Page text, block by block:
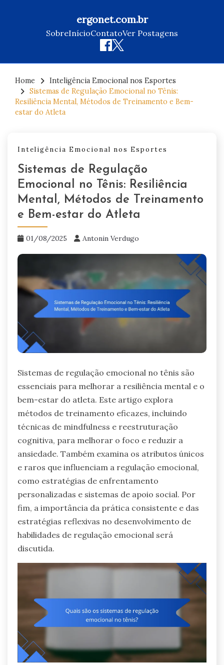
ergonet.com.br
SobreInícioContatoVer Postagens
content
Home
Inteligência Emocional nos Esportes
Sistemas de Regulação Emocional no Tênis:
Resiliência Mental, Métodos de Treinamento e Bem-
estar do Atleta
Inteligência Emocional nos Esportes
Sistemas de Regulação
Emocional no Tênis: Resiliência
Mental, Métodos de Treinamento
e Bem-estar do Atleta
01/08/2025 Antonin Verdugo
Sistemas de regulação emocional no tênis são
essenciais para melhorar a resiliência mental e o
bem-estar do atleta. Este artigo explora
métodos de treinamento eficazes, incluindo
técnicas de mindfulness e reestruturação
cognitiva, para melhorar o foco e reduzir a
ansiedade. Também examina os atributos únicos
e raros que influenciam a regulação emocional,
como estratégias de enfrentamento
personalizadas e sistemas de apoio social. Por
fim, a importância da prática consistente e das
estratégias reflexivas no desenvolvimento de
habilidades de regulação emocional será
discutida.